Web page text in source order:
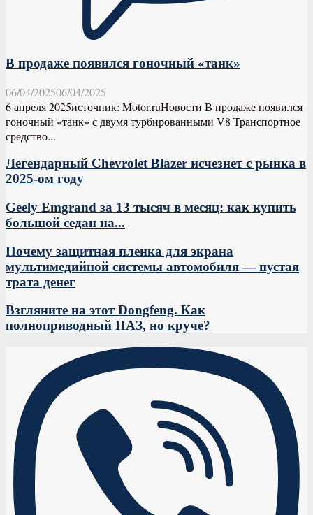
В продаже появился гоночный «танк»
06/04/202506/04/2025
6 апреля 2025источник: Motor.ruНовости В продаже появился
гоночный «танк» с двумя турбированными V8 Транспортное
средство...
Легендарный Chevrolet Blazer исчезнет с рынка в
2025-ом году
Geely Emgrand за 13 тысяч в месяц: как купить
большой седан на...
Почему защитная пленка для экрана
мультимедийной системы автомобиля — пустая
трата денег
Взгляните на этот Dongfeng. Как
полноприводный ПАЗ, но круче?